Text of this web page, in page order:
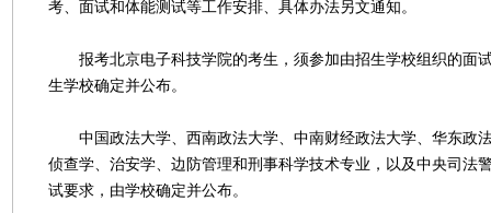
考、面试和体能测试等工作安排、具体办法另文通知。
报考北京电子科技学院的考生，须参加由招生学校组织的面
生学校确定并公布。
中国政法大学、西南政法大学、中南财经政法大学、华东政
侦查学、治安学、边防管理和刑事科学技术专业，以及中央司法
试要求，由学校确定并公布。